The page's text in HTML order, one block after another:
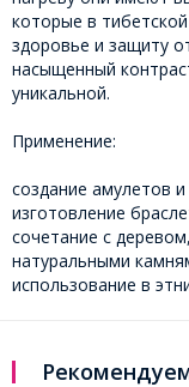
которые в
здоровье и защиту
насыщенный
уникальной.
Применение:
создание амулетов
изготовление
сочетание с
натуральными
использование в